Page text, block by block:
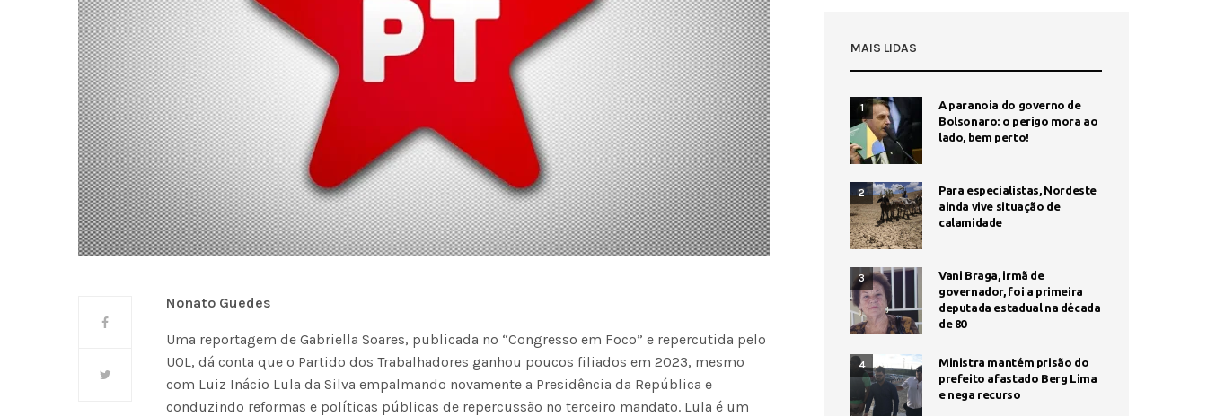
Nonato Guedes
Uma reportagem de Gabriella Soares, publicada no “Congresso em Foco” e repercutida pelo
UOL, dá conta que o Partido dos Trabalhadores ganhou poucos filiados em 2023, mesmo
com Luiz Inácio Lula da Silva empalmando novamente a Presidência da República e
conduzindo reformas e políticas públicas de repercussão no terceiro mandato. Lula é um
MAIS LIDAS
1
A paranoia do governo de
Bolsonaro: o perigo mora ao
lado, bem perto!
2
Para especialistas, Nordeste
ainda vive situação de
calamidade
3
Vani Braga, irmã de
governador, foi a primeira
deputada estadual na década
de 80
4
Ministra mantém prisão do
prefeito afastado Berg Lima
e nega recurso